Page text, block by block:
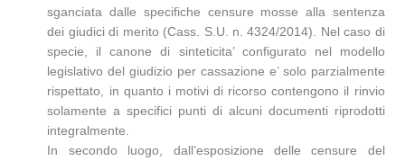
sganciata dalle specifiche censure mosse alla sentenza
dei giudici di merito (Cass. S.U. n. 4324/2014). Nel caso di
specie, il canone di sinteticita’ configurato nel modello
legislativo del giudizio per cassazione e’ solo parzialmente
rispettato, in quanto i motivi di ricorso contengono il rinvio
solamente a specifici punti di alcuni documenti riprodotti
integralmente.
In secondo luogo, dall’esposizione delle censure del